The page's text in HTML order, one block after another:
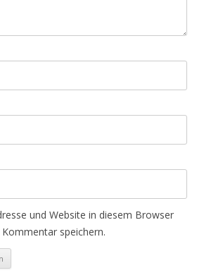
und Website in diesem Browser
speichern.